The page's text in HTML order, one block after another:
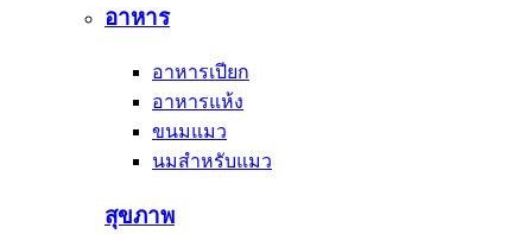
อาหาร
อาหารเปียก
อาหารแห้ง
ขนมแมว
นมสำหรับแมว
สุขภาพ